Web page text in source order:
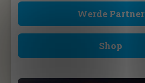
Werde Partner
Shop